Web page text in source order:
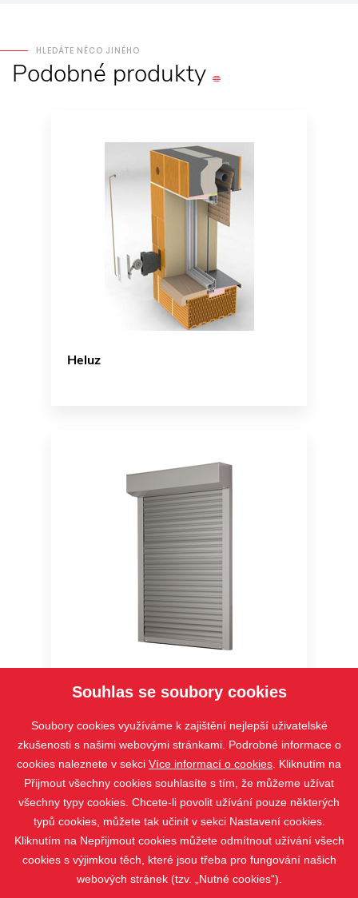
HLEDÁTE NĚCO JINÉHO
Podobné produkty
Heluz
Souhlas se soubory cookies
Soubory cookies využíváme k zajištění nejlepší uživatelské
zkušenosti s našimi webovými stránkami. Podrobné informace o
cookies naleznete v sekci Více informací o cookies . Kliknutím na
Přijmout všechny cookies souhlasíte s tím, že můžeme užívat
všechny typy cookies. Chcete-li povolit užívání pouze některých
typů cookies, můžete tak učinit v sekci Nastavení cookies.
Kliknutím na Nepřijmout cookies můžete odmítnout užívání všech
cookies s výjimkou těch, které jsou třeba pro fungování našich
webových stránek (tzv. „Nutné cookies“).